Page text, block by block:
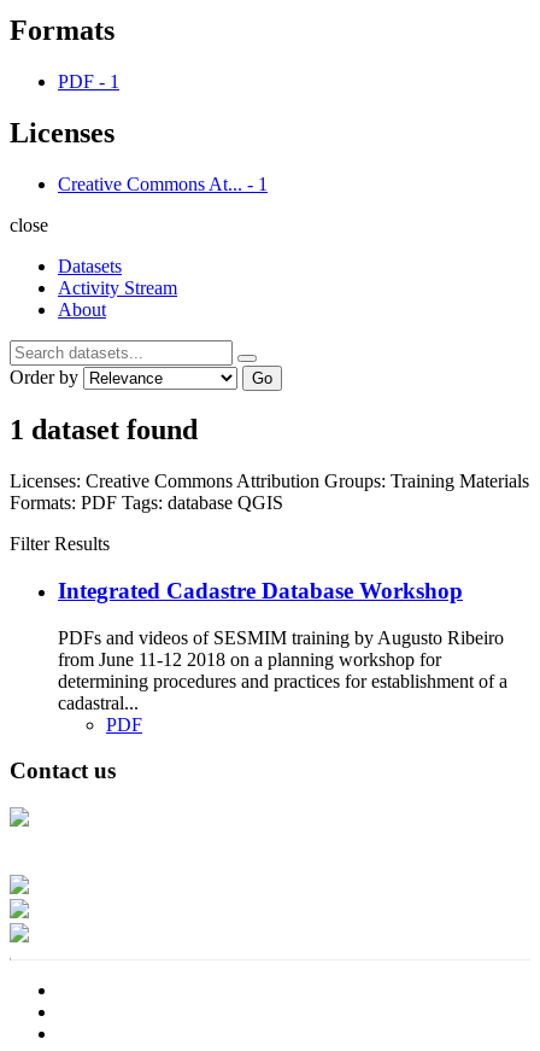
Formats
PDF - 1
Licenses
Creative Commons At... - 1
close
Datasets
Activity Stream
About
Order by Go
1 dataset found
Licenses: Creative Commons Attribution Groups: Training Materials
Formats: PDF Tags: database QGIS
Filter Results
Integrated Cadastre Database Workshop
PDFs and videos of SESMIM training by Augusto Ribeiro
from June 11-12 2018 on a planning workshop for
determining procedures and practices for establishment of a
cadastral...
PDF
Contact us